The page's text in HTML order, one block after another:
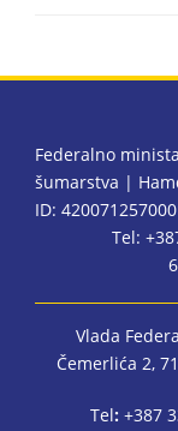
Federalno
šumarstva |
ID:
Tel:
Vlada
Čemerlića 2,
Tel: +387